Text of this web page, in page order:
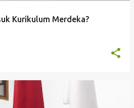
Kurikulum Merdeka?